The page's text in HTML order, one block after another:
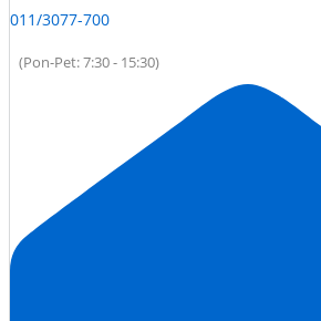
011/3077-700
(Pon-Pet: 7:30 - 15:30)